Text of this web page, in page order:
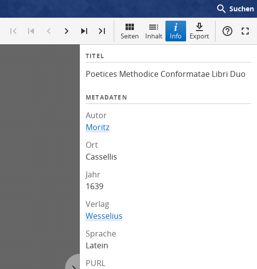
search Suchen
Seiten Inhalt Info Export
I
f
TITEL
Poetices Methodice Conformatae Libri Duo
METADATEN
Autor
Moritz
Ort
Cassellis
Jahr
1639
Verlag
Wesselius
Sprache
Latein
PURL